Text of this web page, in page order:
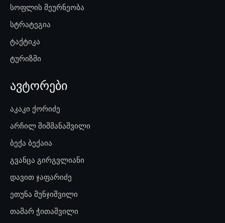
სოფლის მეურნეობა
სტრატეგია
ტაქტიკა
ტურიზმი
ავტორები
აკაკი ქორიძე
არჩილ შიშმანაშვილი
ბექა ბექაია
გვანცა გირგვლიანი
დავით ჯაფარიძე
ეთუნა მუნჯიშვილი
თამარ ჭითაშვილი